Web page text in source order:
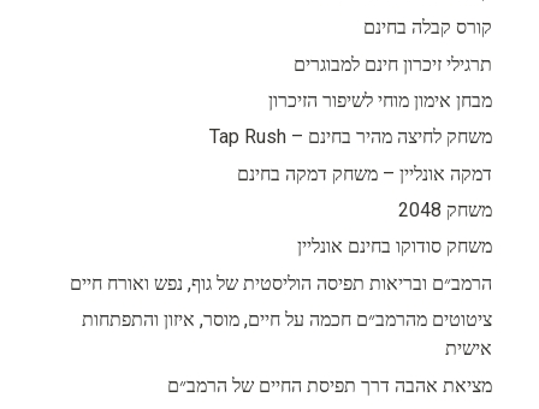
קורס קבלה בחינם
תרגילי זיכרון חינם למבוגרים
מבחן אימון מוחי לשיפור הזיכרון
משחק לחיצה מהיר בחינם – Tap Rush
דמקה אונליין – משחק דמקה בחינם
משחק 2048
משחק סודוקו בחינם אונליין
הרמב״ם ובריאות תפיסה הוליסטית של גוף, נפש ואורח חיים
ציטוטים מהרמב״ם חכמה על חיים, מוסר, איזון והתפתחות
אישית
מציאת אהבה דרך תפיסת החיים של הרמב״ם